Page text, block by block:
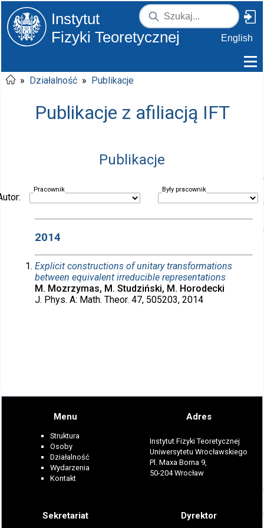
Instytut
Fizyki Teoretycznej
English
» Działalność » Publikacje
Publikacje z afiliacją IFT
Publikacje
Pracownik Były pracownik
2014
Explicit constructions of unitary transformations
between equivalent irreducible representations
M. Mozrzymas, M. Studziński, M. Horodecki
J. Phys. A: Math. Theor. 47, 505203, 2014
Menu
Struktura
Osoby
Działalność
Wydarzenia
Kontakt
Adres
Instytut Fizyki Teoretycznej
Uniwersytetu Wrocławskiego
Pl. Maxa Borna 9,
50-204 Wrocław
Sekretariat Dyrektor